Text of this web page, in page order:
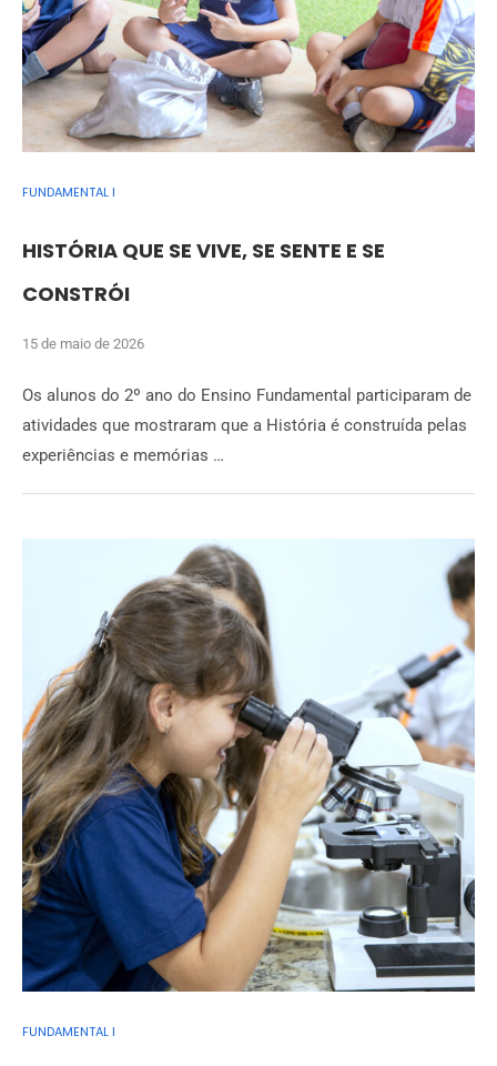
FUNDAMENTAL I
HISTÓRIA QUE SE VIVE, SE SENTE E SE
CONSTRÓI
15 de maio de 2026
Os alunos do 2º ano do Ensino Fundamental participaram de
atividades que mostraram que a História é construída pelas
experiências e memórias …
FUNDAMENTAL I